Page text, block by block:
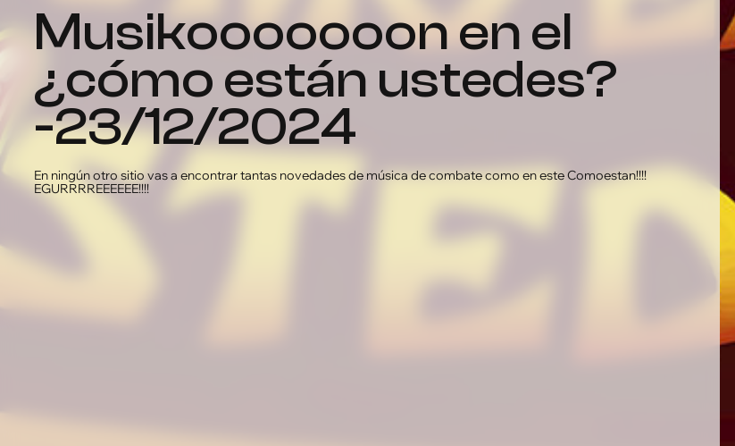
musikooooooon en el
¿cómo están ustedes?
-23/12/2024
En ningún otro sitio vas a encontrar tantas novedades de música de combate como en este Comoestan!!!!
EGURRRREEEEEE!!!!